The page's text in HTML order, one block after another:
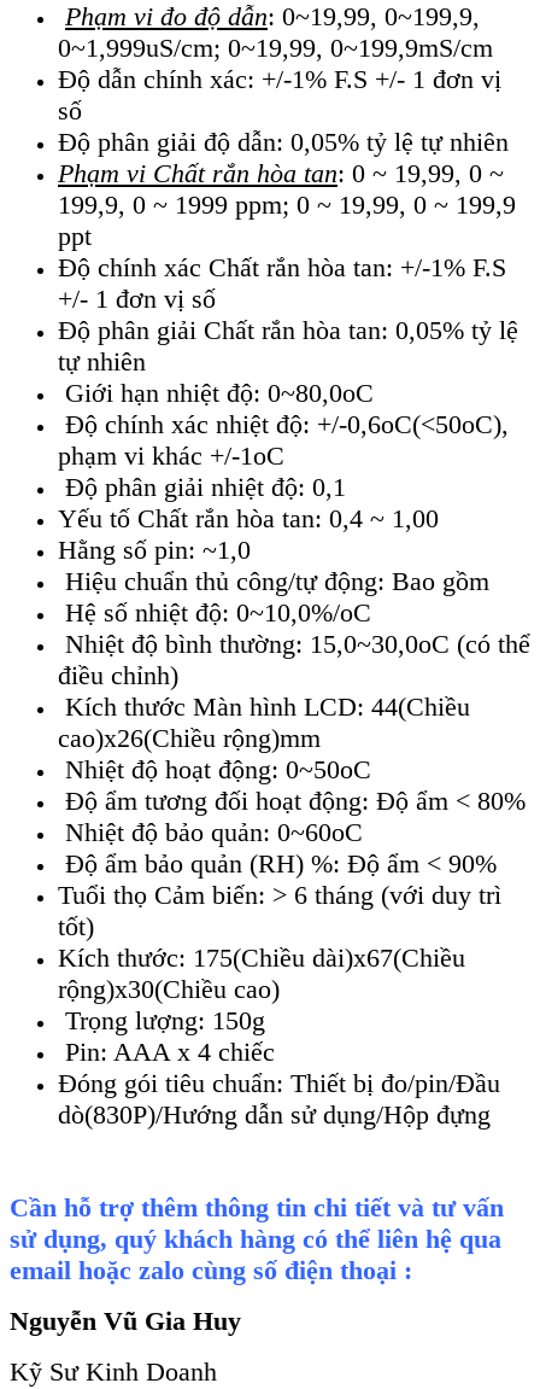
Phạm vi đo độ dẫn: 0~19,99, 0~199,9,
0~1,999uS/cm; 0~19,99, 0~199,9mS/cm
Độ dẫn chính xác: +/-1% F.S +/- 1 đơn vị
số
Độ phân giải độ dẫn: 0,05% tỷ lệ tự nhiên
Phạm vi Chất rắn hòa tan: 0 ~ 19,99, 0 ~
199,9, 0 ~ 1999 ppm; 0 ~ 19,99, 0 ~ 199,9
ppt
Độ chính xác Chất rắn hòa tan: +/-1% F.S
+/- 1 đơn vị số
Độ phân giải Chất rắn hòa tan: 0,05% tỷ lệ
tự nhiên
Giới hạn nhiệt độ: 0~80,0oC
Độ chính xác nhiệt độ: +/-0,6oC(<50oC),
phạm vi khác +/-1oC
Độ phân giải nhiệt độ: 0,1
Yếu tố Chất rắn hòa tan: 0,4 ~ 1,00
Hằng số pin: ~1,0
Hiệu chuẩn thủ công/tự động: Bao gồm
Hệ số nhiệt độ: 0~10,0%/oC
Nhiệt độ bình thường: 15,0~30,0oC (có thể
điều chỉnh)
Kích thước Màn hình LCD: 44(Chiều
cao)x26(Chiều rộng)mm
Nhiệt độ hoạt động: 0~50oC
Độ ẩm tương đối hoạt động: Độ ẩm < 80%
Nhiệt độ bảo quản: 0~60oC
Độ ẩm bảo quản (RH) %: Độ ẩm < 90%
Tuổi thọ Cảm biến: > 6 tháng (với duy trì
tốt)
Kích thước: 175(Chiều dài)x67(Chiều
rộng)x30(Chiều cao)
Trọng lượng: 150g
Pin: AAA x 4 chiếc
Đóng gói tiêu chuẩn: Thiết bị đo/pin/Đầu
dò(830P)/Hướng dẫn sử dụng/Hộp đựng
Cần hỗ trợ thêm thông tin chi tiết và tư vấn
sử dụng, quý khách hàng có thể liên hệ qua
email hoặc zalo cùng số điện thoại :
Nguyễn Vũ Gia Huy
Kỹ Sư Kinh Doanh